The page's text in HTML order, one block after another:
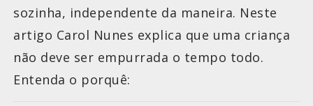
sozinha, independente da maneira. Neste
artigo Carol Nunes explica que uma criança
não deve ser empurrada o tempo todo.
Entenda o porquê: